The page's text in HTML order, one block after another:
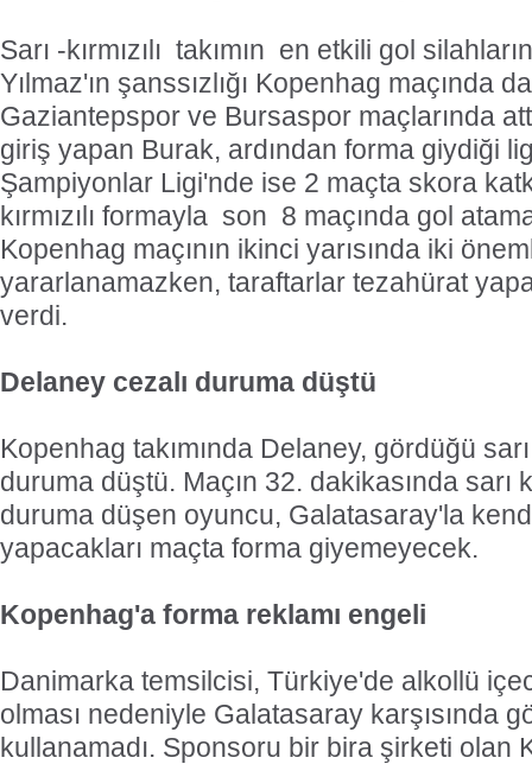
Sarı -kırmızılı takımın en etkili gol
Yılmaz'ın şanssızlığı Kopenhag maçında
Gaziantepspor ve Bursaspor maçlarında
giriş yapan Burak, ardından forma giydiği
Şampiyonlar Ligi'nde ise 2 maçta skora
kırmızılı formayla son 8 maçında gol
Kopenhag maçının ikinci yarısında iki
yararlanamazken, taraftarlar tezahürat
verdi.
Delaney cezalı duruma düştü
Kopenhag takımında Delaney, gördüğü
duruma düştü. Maçın 32. dakikasında sarı
duruma düşen oyuncu, Galatasaray'la
yapacakları maçta forma giyemeyecek.
Kopenhag'a forma reklamı engeli
Danimarka temsilcisi, Türkiye'de alkollü
olması nedeniyle Galatasaray karşısında
kullanamadı. Sponsoru bir bira şirketi olan